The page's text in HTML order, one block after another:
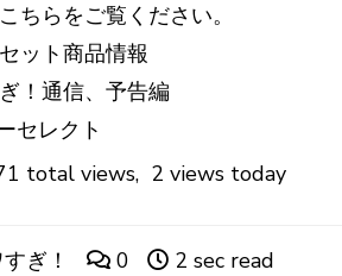
ちらをご覧ください。
ット商品情報
！通信、予告編
セレクト
total views, 2 views today
ぎ！ 0 2 sec read